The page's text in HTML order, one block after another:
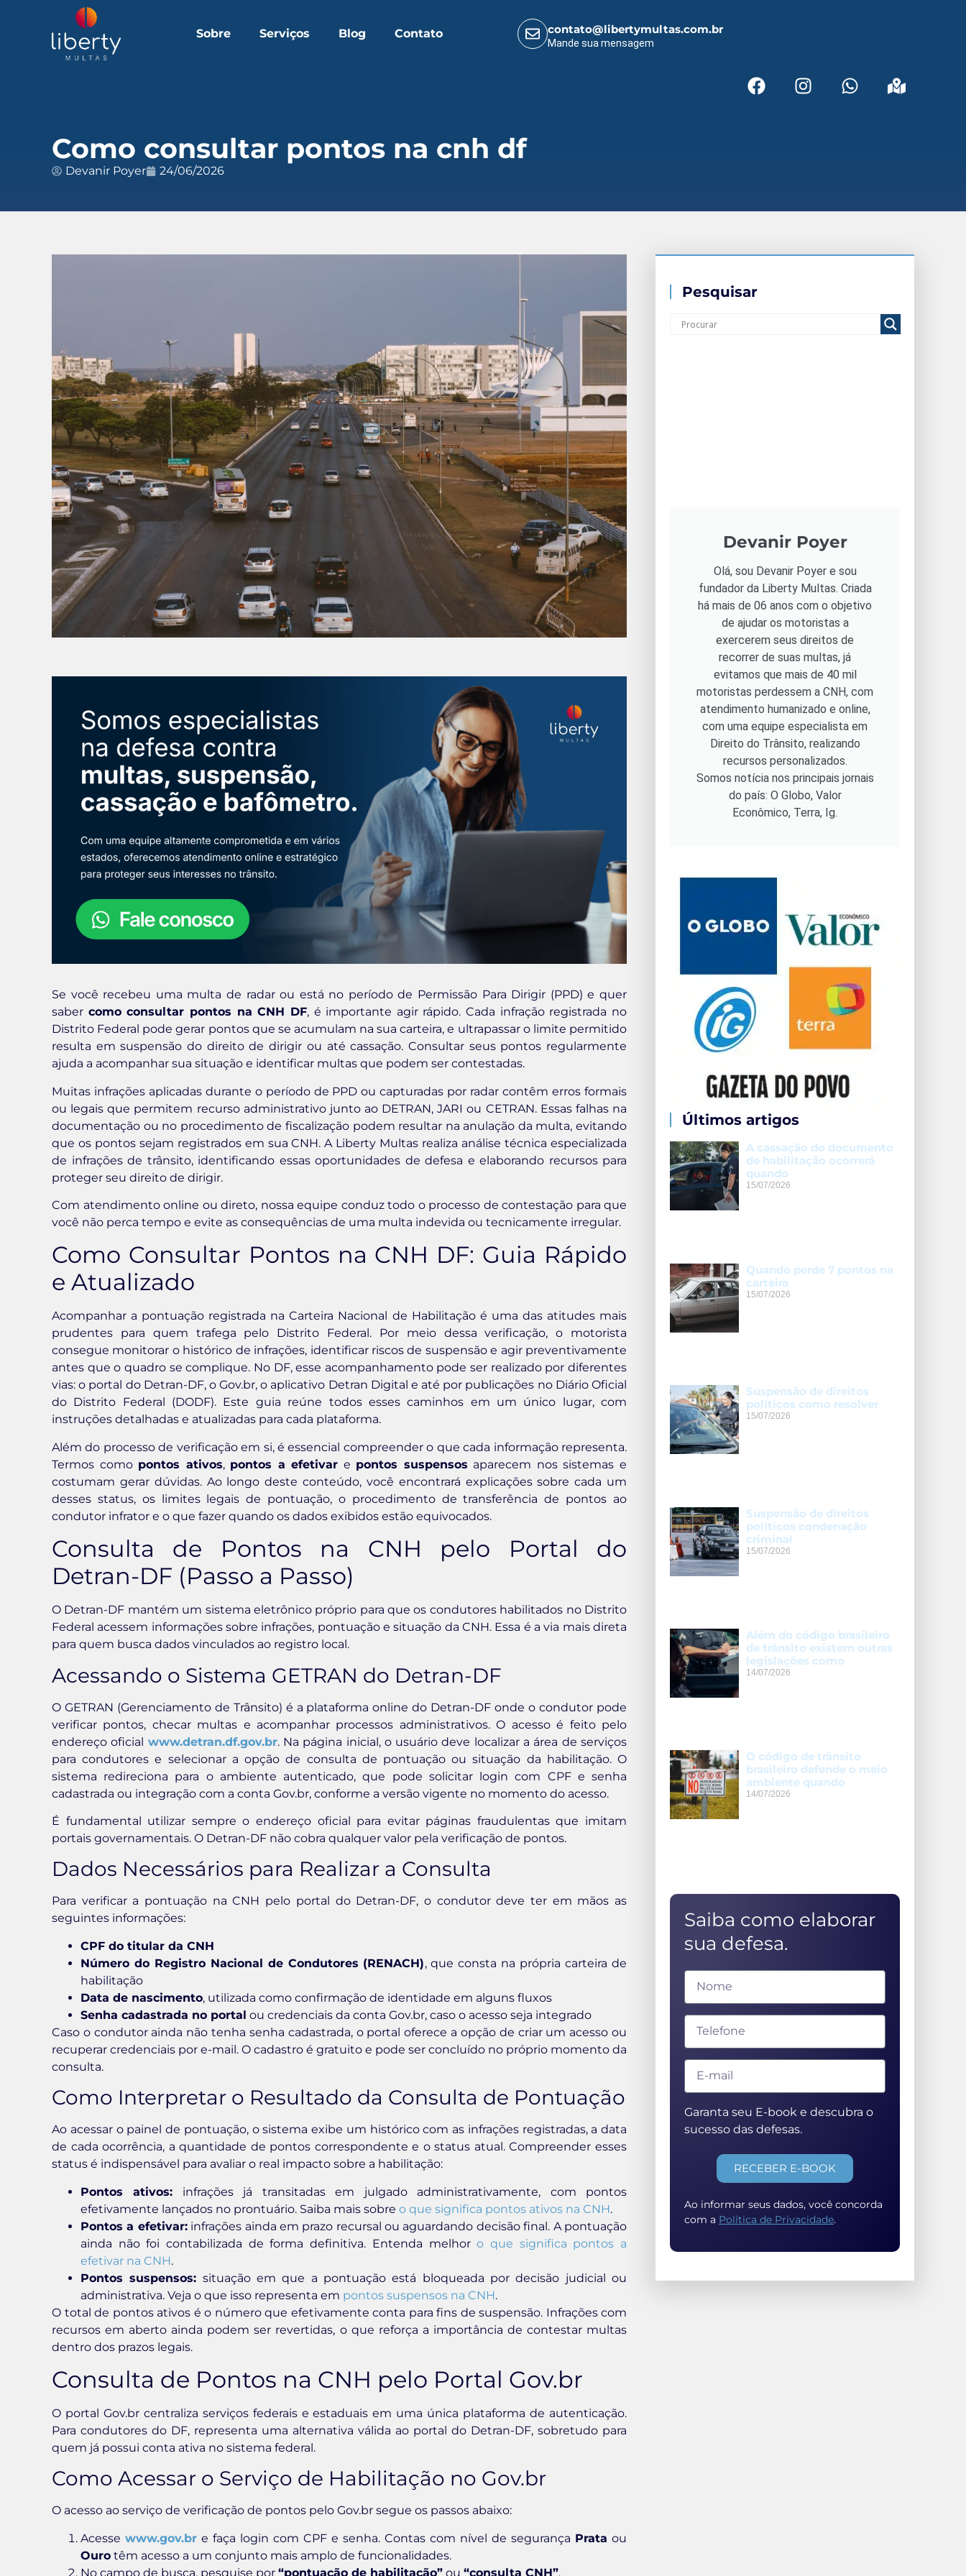
Sobre Serviços Blog Contato contato@libertymultas.com.br
Mande sua mensagem
Como consultar pontos na cnh df
Devanir Poyer 24/06/2026
Se você recebeu uma multa de radar ou está no período de Permissão Para Dirigir (PPD) e quer
saber como consultar pontos na CNH DF, é importante agir rápido. Cada infração registrada no
Distrito Federal pode gerar pontos que se acumulam na sua carteira, e ultrapassar o limite permitido
resulta em suspensão do direito de dirigir ou até cassação. Consultar seus pontos regularmente
ajuda a acompanhar sua situação e identificar multas que podem ser contestadas.
Muitas infrações aplicadas durante o período de PPD ou capturadas por radar contêm erros formais
ou legais que permitem recurso administrativo junto ao DETRAN, JARI ou CETRAN. Essas falhas na
documentação ou no procedimento de fiscalização podem resultar na anulação da multa, evitando
que os pontos sejam registrados em sua CNH. A Liberty Multas realiza análise técnica especializada
de infrações de trânsito, identificando essas oportunidades de defesa e elaborando recursos para
proteger seu direito de dirigir.
Com atendimento online ou direto, nossa equipe conduz todo o processo de contestação para que
você não perca tempo e evite as consequências de uma multa indevida ou tecnicamente irregular.
Como Consultar Pontos na CNH DF: Guia Rápido
e Atualizado
Acompanhar a pontuação registrada na Carteira Nacional de Habilitação é uma das atitudes mais
prudentes para quem trafega pelo Distrito Federal. Por meio dessa verificação, o motorista
consegue monitorar o histórico de infrações, identificar riscos de suspensão e agir preventivamente
antes que o quadro se complique. No DF, esse acompanhamento pode ser realizado por diferentes
vias: o portal do Detran-DF, o Gov.br, o aplicativo Detran Digital e até por publicações no Diário Oficial
do Distrito Federal (DODF). Este guia reúne todos esses caminhos em um único lugar, com
instruções detalhadas e atualizadas para cada plataforma.
Além do processo de verificação em si, é essencial compreender o que cada informação representa.
Termos como pontos ativos, pontos a efetivar e pontos suspensos aparecem nos sistemas e
costumam gerar dúvidas. Ao longo deste conteúdo, você encontrará explicações sobre cada um
desses status, os limites legais de pontuação, o procedimento de transferência de pontos ao
condutor infrator e o que fazer quando os dados exibidos estão equivocados.
Consulta de Pontos na CNH pelo Portal do
Detran-DF (Passo a Passo)
O Detran-DF mantém um sistema eletrônico próprio para que os condutores habilitados no Distrito
Federal acessem informações sobre infrações, pontuação e situação da CNH. Essa é a via mais direta
para quem busca dados vinculados ao registro local.
Acessando o Sistema GETRAN do Detran-DF
O GETRAN (Gerenciamento de Trânsito) é a plataforma online do Detran-DF onde o condutor pode
verificar pontos, checar multas e acompanhar processos administrativos. O acesso é feito pelo
endereço oficial www.detran.df.gov.br. Na página inicial, o usuário deve localizar a área de serviços
para condutores e selecionar a opção de consulta de pontuação ou situação da habilitação. O
sistema redireciona para o ambiente autenticado, que pode solicitar login com CPF e senha
cadastrada ou integração com a conta Gov.br, conforme a versão vigente no momento do acesso.
É fundamental utilizar sempre o endereço oficial para evitar páginas fraudulentas que imitam
portais governamentais. O Detran-DF não cobra qualquer valor pela verificação de pontos.
Dados Necessários para Realizar a Consulta
Para verificar a pontuação na CNH pelo portal do Detran-DF, o condutor deve ter em mãos as
seguintes informações:
CPF do titular da CNH
Número do Registro Nacional de Condutores (RENACH), que consta na própria carteira de
habilitação
Data de nascimento, utilizada como confirmação de identidade em alguns fluxos
Senha cadastrada no portal ou credenciais da conta Gov.br, caso o acesso seja integrado
Caso o condutor ainda não tenha senha cadastrada, o portal oferece a opção de criar um acesso ou
recuperar credenciais por e-mail. O cadastro é gratuito e pode ser concluído no próprio momento da
consulta.
Como Interpretar o Resultado da Consulta de Pontuação
Ao acessar o painel de pontuação, o sistema exibe um histórico com as infrações registradas, a data
de cada ocorrência, a quantidade de pontos correspondente e o status atual. Compreender esses
status é indispensável para avaliar o real impacto sobre a habilitação:
Pontos ativos: infrações já transitadas em julgado administrativamente, com pontos
efetivamente lançados no prontuário. Saiba mais sobre o que significa pontos ativos na CNH.
Pontos a efetivar:infrações ainda em prazo recursal ou aguardando decisão final. A pontuação
ainda não foi contabilizada de forma definitiva. Entenda melhoro que significa pontos a
efetivar na CNH.
Pontos suspensos: situação em que a pontuação está bloqueada por decisão judicial ou
administrativa. Veja o que isso representa em pontos suspensos na CNH.
O total de pontos ativos é o número que efetivamente conta para fins de suspensão. Infrações com
recursos em aberto ainda podem ser revertidas, o que reforça a importância de contestar multas
dentro dos prazos legais.
Consulta de Pontos na CNH pelo Portal Gov.br
O portal Gov.br centraliza serviços federais e estaduais em uma única plataforma de autenticação.
Para condutores do DF, representa uma alternativa válida ao portal do Detran-DF, sobretudo para
quem já possui conta ativa no sistema federal.
Como Acessar o Serviço de Habilitação no Gov.br
O acesso ao serviço de verificação de pontos pelo Gov.br segue os passos abaixo:
Acesse www.gov.br e faça login com CPF e senha. Contas com nível de segurança Prata ou
Ouro têm acesso a um conjunto mais amplo de funcionalidades.
No campo de busca, pesquise por “pontuação de habilitação” ou “consulta CNH”.
Pesquisar
Devanir Poyer
Olá, sou Devanir Poyer e sou
fundador da Liberty Multas. Criada
há mais de 06 anos com o objetivo
de ajudar os motoristas a
exercerem seus direitos de
recorrer de suas multas, já
evitamos que mais de 40 mil
motoristas perdessem a CNH, com
atendimento humanizado e online,
com uma equipe especialista em
Direito do Trânsito, realizando
recursos personalizados.
Somos notícia nos principais jornais
do país: O Globo, Valor
Econômico, Terra, Ig.
Últimos artigos
A cassação do documento
de habilitação ocorrerá
quando
15/07/2026
Quando perde 7 pontos na
carteira
15/07/2026
Suspensão de direitos
políticos como resolver
15/07/2026
Suspensão de direitos
políticos condenação
criminal
15/07/2026
Além do código brasileiro
de trânsito existem outras
legislações como
14/07/2026
O código de trânsito
brasileiro defende o meio
ambiente quando
14/07/2026
Saiba como elaborar
sua defesa.
Garanta seu E-book e descubra o
sucesso das defesas.
RECEBER E-BOOK
Ao informar seus dados, você concorda
com a Política de Privacidade.